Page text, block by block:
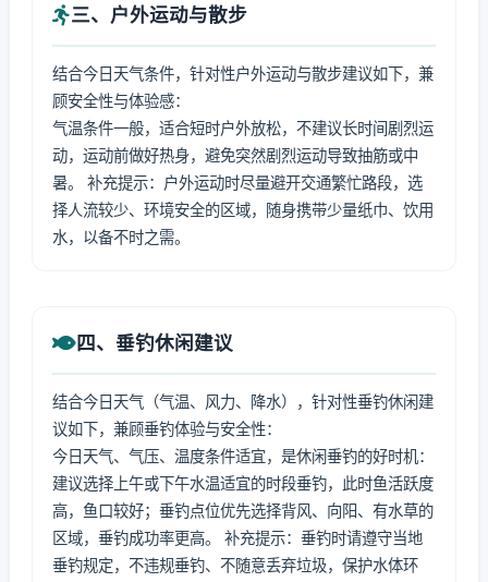
三、户外运动与散步
结合今日天气条件，针对性户外运动与散步建议如下，兼
顾安全性与体验感：
气温条件一般，适合短时户外放松，不建议长时间剧烈运
动，运动前做好热身，避免突然剧烈运动导致抽筋或中
暑。 补充提示：户外运动时尽量避开交通繁忙路段，选
择人流较少、环境安全的区域，随身携带少量纸巾、饮用
水，以备不时之需。
四、垂钓休闲建议
结合今日天气（气温、风力、降水），针对性垂钓休闲建
议如下，兼顾垂钓体验与安全性：
今日天气、气压、温度条件适宜，是休闲垂钓的好时机：
建议选择上午或下午水温适宜的时段垂钓，此时鱼活跃度
高，鱼口较好；垂钓点位优先选择背风、向阳、有水草的
区域，垂钓成功率更高。 补充提示：垂钓时请遵守当地
垂钓规定，不违规垂钓、不随意丢弃垃圾，保护水体环